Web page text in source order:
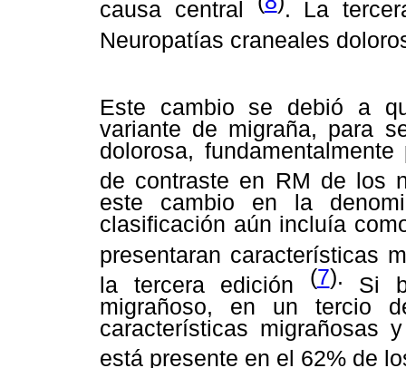
causa central
. La
Neuropatías craneales
Este cambio se debió a
variante de migraña, para
dolorosa,
de contraste en RM de los
este cambio en la
clasificación aún incluía
presentaran características
la tercera edición (7). Si
migrañoso, en un tercio
características migrañosas
está presente en el 62% de